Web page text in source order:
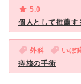
5.0
個人として推薦す
外科 いぼ
痔核の手術